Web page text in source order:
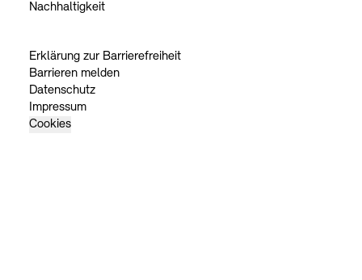
Nachhaltigkeit
Erklärung zur Barrierefreiheit
Barrieren melden
Datenschutz
Impressum
Cookies